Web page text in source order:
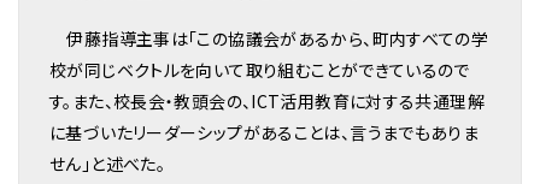
伊藤指導主事は「この協議会があるから、町内すべての学
校が同じベクトルを向いて取り組むことができているので
す。また、校長会・教頭会の、ICT活用教育に対する共通理解
に基づいたリーダーシップがあることは、言うまでもありま
せん」と述べた。